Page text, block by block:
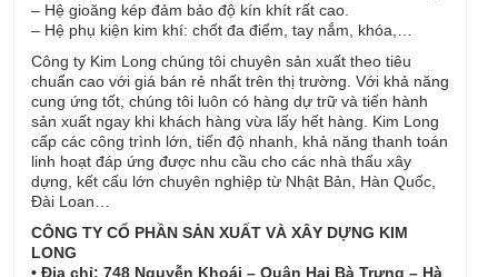
– Hệ gioăng kép đảm bảo độ kín khít rất cao.
– Hệ phụ kiện kim khí: chốt đa điểm, tay nắm, khóa,…
Công ty Kim Long chúng tôi chuyên sản xuất theo tiêu
chuẩn cao với giá bán rẻ nhất trên thị trường. Với khả năng
cung ứng tốt, chúng tôi luôn có hàng dự trữ và tiến hành
sản xuất ngay khi khách hàng vừa lấy hết hàng. Kim Long
cấp các công trình lớn, tiến độ nhanh, khả năng thanh toán
linh hoạt đáp ứng được nhu cầu cho các nhà thấu xây
dựng, kết cấu lớn chuyên nghiệp từ Nhật Bản, Hàn Quốc,
Đài Loan…
CÔNG TY CỔ PHẦN SẢN XUẤT VÀ XÂY DỰNG KIM
LONG
• Địa chỉ: 748 Nguyễn Khoái – Quận Hai Bà Trưng – Hà